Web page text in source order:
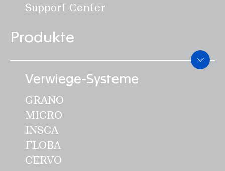
Support Center
Produkte
Verwiege-Systeme
GRANO
MICRO
INSCA
FLOBA
CERVO